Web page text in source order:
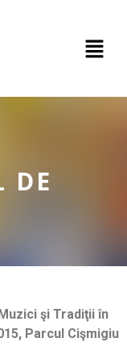
DE
şi Tradiţii în
Parcul Cişmigiu